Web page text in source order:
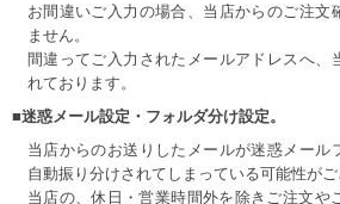
お間違いご入力の場合、当店からのご注文
ません。
間違ってご入力されたメールアドレスへ、
れております。
■迷惑メール設定・フォルダ分け設定。
当店からのお送りしたメールが迷惑メール
自動振り分けされてしまっている可能性がご
当店の、休日・営業時間外を除きご注文や